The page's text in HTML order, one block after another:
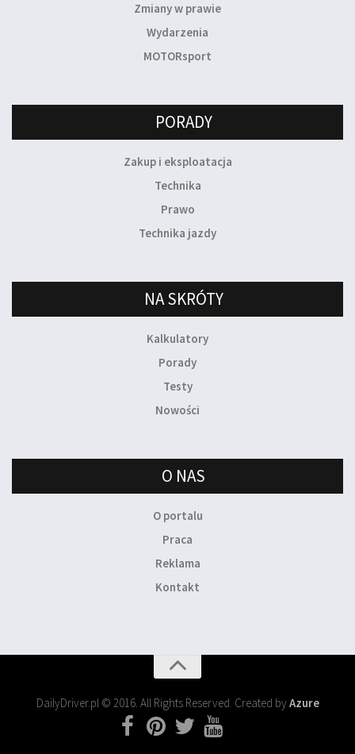
Zmiany w prawie
Wydarzenia
MOTORsport
PORADY
Zakup i eksploatacja
Technika
Prawo
Technika jazdy
NA SKRÓTY
Kalkulatory
Porady
Testy
Nowości
O NAS
O portalu
Praca
Reklama
Kontakt
DailyDriver.pl © 2016. All Rights Reserved. Created byAzure